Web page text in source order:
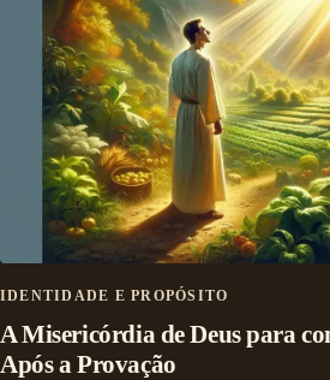
IDENTIDADE E PROPÓSITO
A Misericórdia de Deus para
Após a Provação